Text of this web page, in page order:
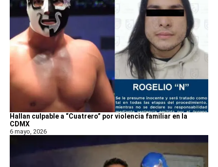
Hallan culpable a “Cuatrero” por violencia familiar en la
CDMX
6 mayo, 2026